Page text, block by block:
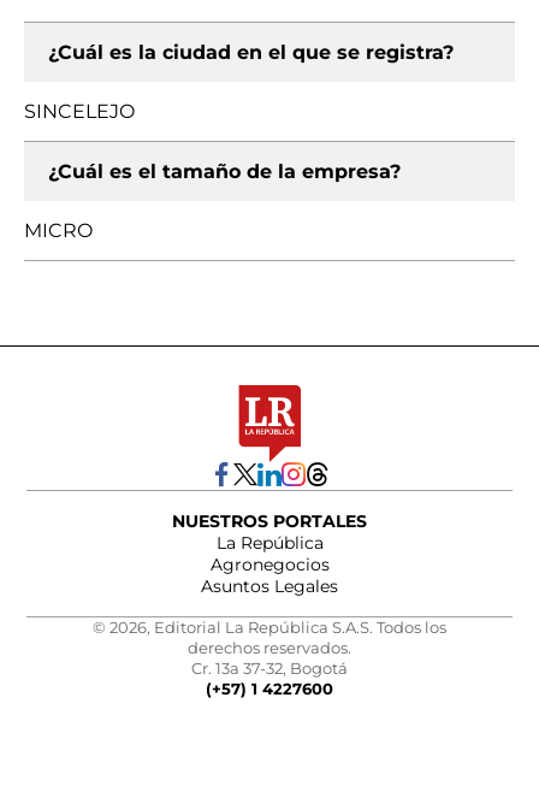
¿Cuál es la ciudad en el que se registra?
SINCELEJO
¿Cuál es el tamaño de la empresa?
MICRO
NUESTROS PORTALES
La República
Agronegocios
Asuntos Legales
© 2026, Editorial La República S.A.S. Todos los
derechos reservados.
Cr. 13a 37-32, Bogotá
(+57) 1 4227600